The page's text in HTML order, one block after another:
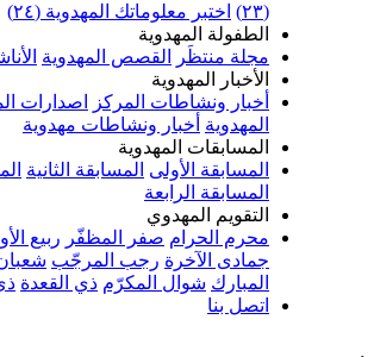
(٢٣)
اختبر معلوماتك المهدوية (٢٤)
الطفولة المهدوية
مجلة منتظَر
القصص المهدوية
الأخبار المهدوية
أخبار ونشاطات المركز
اصدارات
المهدوية أخبار ونشاطات مهدوية
المسابقات المهدوية
المسابقة الأولى المسابقة الثانية
المسابقة الرابعة
التقويم المهدوي
محرم الحرام صفر المظفّر ربيع
جمادى الآخرة رجب المرجّب
المبارك شوال المكرّم ذي القعدة
اتصل بنا